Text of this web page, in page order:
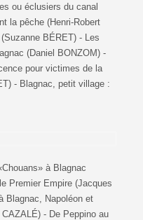
ou éclusiers du canal
la pêche (Henri-Robert
BÉRET) - Les
(Daniel BONZOM) -
pour victimes de la
- Blagnac, petit village :
à Blagnac
Premier Empire (Jacques
Blagnac, Napoléon et
- De Peppino au